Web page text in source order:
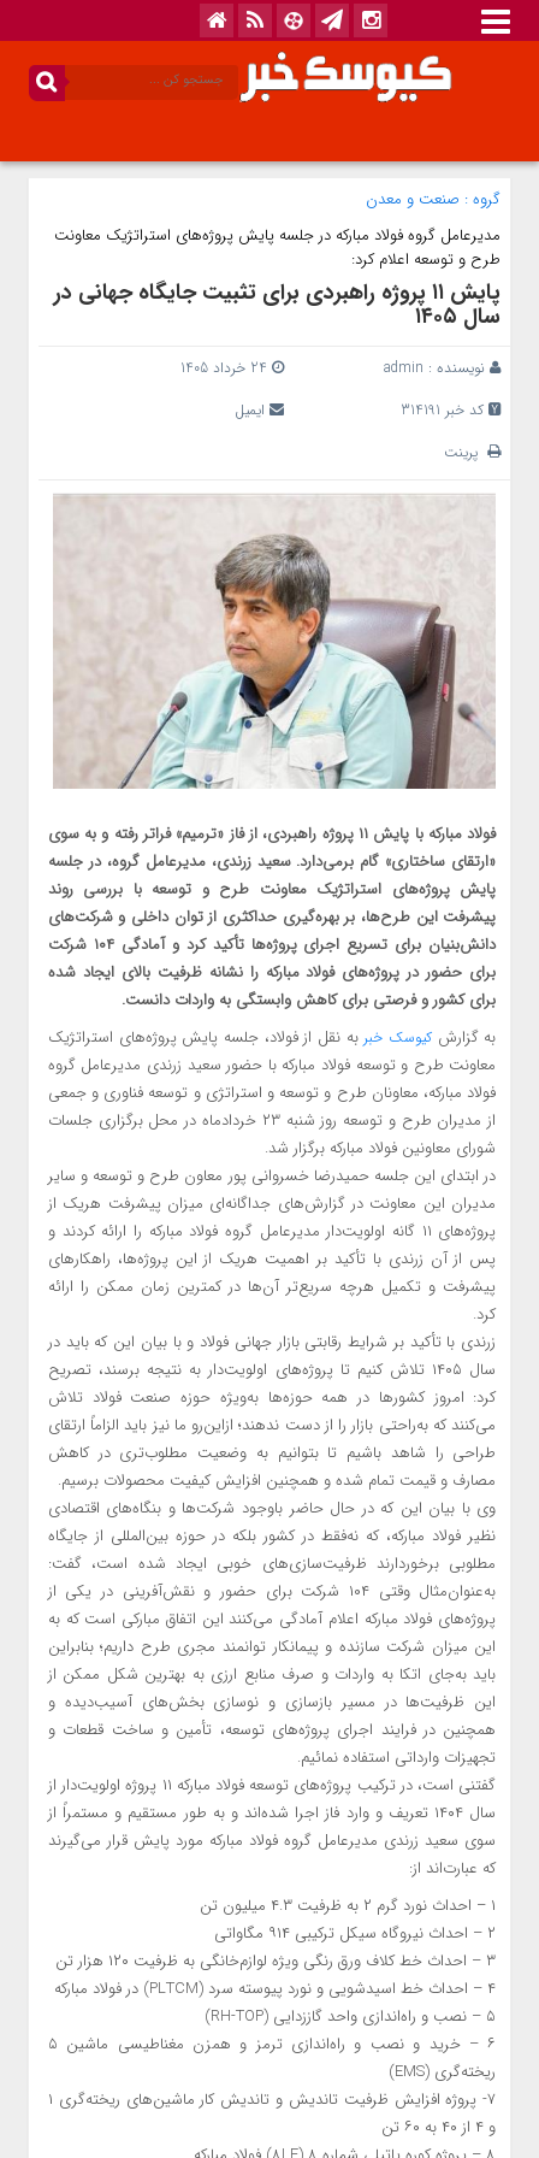
گروه : صنعت و معدن
مدیرعامل گروه فولاد مبارکه در جلسه پایش پروژه‌های استراتژیک معاونت
طرح و توسعه اعلام کرد:
پایش ۱۱ پروژه راهبردی برای تثبیت جایگاه جهانی در
سال ۱۴۰۵
نویسنده : admin
کد خبر 314191
ایمیل
پرینت
فولاد مبارکه با پایش ۱۱ پروژه راهبردی، از فاز «ترمیم» فراتر رفته و به سوی
«ارتقای ساختاری» گام برمی‌دارد. سعید زرندی، مدیرعامل گروه، در جلسه
پایش پروژه‌های استراتژیک معاونت طرح و توسعه با بررسی روند
پیشرفت این طرح‌ها، بر بهره‌گیری حداکثری از توان داخلی و شرکت‌های
دانش‌بنیان برای تسریع اجرای پروژه‌ها تأکید کرد و آمادگی ۱۰۴ شرکت
برای حضور در پروژه‌های فولاد مبارکه را نشانه ظرفیت‌ بالای ایجاد شده
برای کشور و فرصتی برای کاهش وابستگی به واردات دانست.
به گزارشکیوسک خبر به نقل از فولاد، جلسه پایش پروژه‌های استراتژیک
معاونت طرح و توسعه فولاد مبارکه با حضور سعید زرندی مدیرعامل گروه
فولاد مبارکه، معاونان طرح و توسعه و استراتژی و توسعه فناوری و جمعی
از مدیران طرح و توسعه روز شنبه ۲۳ خردادماه در محل برگزاری جلسات
شورای معاونین فولاد مبارکه برگزار شد.
در ابتدای این جلسه حمیدرضا خسروانی پور معاون طرح و توسعه و سایر
مدیران این معاونت در گزارش‌های جداگانه‌ای میزان پیشرفت هریک از
پروژه‌های ۱۱ گانه اولویت‌دار مدیرعامل گروه فولاد مبارکه را ارائه کردند و
پس از آن زرندی با تأکید بر اهمیت هریک از این پروژه‌ها، راهکارهای
پیشرفت و تکمیل هرچه سریع‌تر آن‌ها در کمترین زمان ممکن را ارائه
کرد.
زرندی با تأکید بر شرایط رقابتی بازار جهانی فولاد و با بیان این که باید در
سال ۱۴۰۵ تلاش کنیم تا پروژه‌های اولویت‌دار به نتیجه برسند، تصریح
کرد: امروز کشورها در همه حوزه‌ها به‌ویژه حوزه صنعت فولاد تلاش
می‌کنند که به‌راحتی بازار را از دست ندهند؛ ازاین‌رو ما نیز باید الزاماً ارتقای
طراحی را شاهد باشیم تا بتوانیم به وضعیت مطلوب‌تری در کاهش
مصارف و قیمت تمام شده و همچنین افزایش کیفیت محصولات برسیم.
وی با بیان این که در حال حاضر باوجود شرکت‌ها و بنگاه‌های اقتصادی
نظیر فولاد مبارکه، که نه‌فقط در کشور بلکه در حوزه بین‌المللی از جایگاه
مطلوبی برخوردارند ظرفیت‌سازی‌های خوبی ایجاد شده است، گفت:
به‌عنوان‌مثال وقتی ۱۰۴ شرکت برای حضور و نقش‌آفرینی در یکی از
پروژه‌های فولاد مبارکه اعلام آمادگی می‌کنند این اتفاق مبارکی است که به
این میزان شرکت سازنده و پیمانکار توانمند مجری طرح داریم؛ بنابراین
باید به‌جای اتکا به واردات و صرف منابع ارزی به بهترین شکل ممکن از
این ظرفیت‌ها در مسیر بازسازی و نوسازی بخش‌های آسیب‌دیده و
همچنین در فرایند اجرای پروژه‌های توسعه، تأمین و ساخت قطعات و
تجهیزات وارداتی استفاده نمائیم.
گفتنی است، در ترکیب پروژه‌های توسعه فولاد مبارکه ۱۱ پروژه اولویت‌دار از
سال ۱۴۰۴ تعریف و وارد فاز اجرا شده‌اند و به طور مستقیم و مستمراً از
سوی سعید زرندی مدیرعامل گروه فولاد مبارکه مورد پایش قرار می‌گیرند
که عبارت‌اند از:
۱ – احداث نورد گرم ۲ به ظرفیت ۴.۳ میلیون تن
۲ – احداث نیروگاه سیکل ترکیبی ۹۱۴ مگاواتی
۳ – احداث خط کلاف ورق رنگی ویژه لوازم‌خانگی به ظرفیت ۱۲۰ هزار تن
۴ – احداث خط اسیدشویی و نورد پیوسته سرد (PLTCM) در فولاد مبارکه
۵ – نصب و راه‌اندازی واحد گاززدایی (RH-TOP)
۶ – خرید و نصب و راه‌اندازی ترمز و همزن مغناطیسی ماشین ۵
ریخته‌گری (EMS)
۷- پروژه افزایش ظرفیت تاندیش و تاندیش کار ماشین‌های ریخته‌گری ۱
و ۴ از ۴۰ به ۶۰ تن